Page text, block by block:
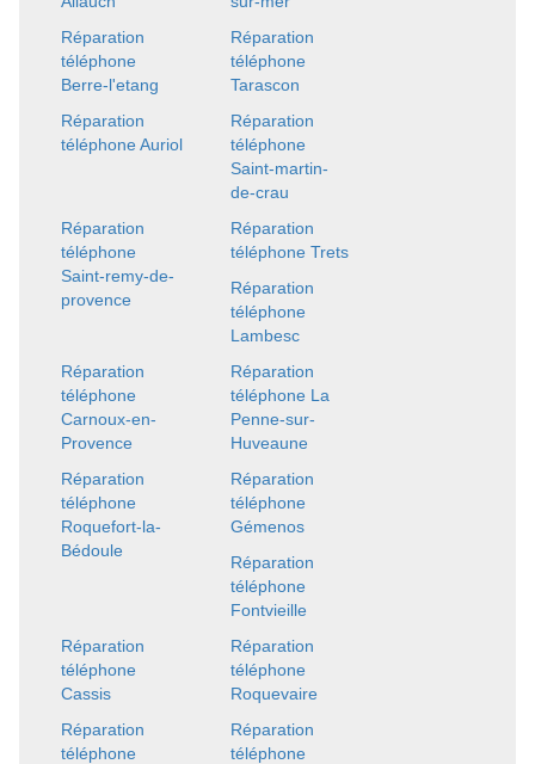
Réparation
téléphone
Berre-l'etang
Réparation
téléphone
Tarascon
Réparation
téléphone Auriol
Réparation
téléphone
Saint-martin-
de-crau
Réparation
téléphone
Saint-remy-de-
provence
Réparation
téléphone Trets
Réparation
téléphone
Lambesc
Réparation
téléphone
Carnoux-en-
Provence
Réparation
téléphone La
Penne-sur-
Huveaune
Réparation
téléphone
Roquefort-la-
Bédoule
Réparation
téléphone
Gémenos
Réparation
téléphone
Fontvieille
Réparation
téléphone
Cassis
Réparation
téléphone
Roquevaire
Réparation
téléphone
Réparation
téléphone